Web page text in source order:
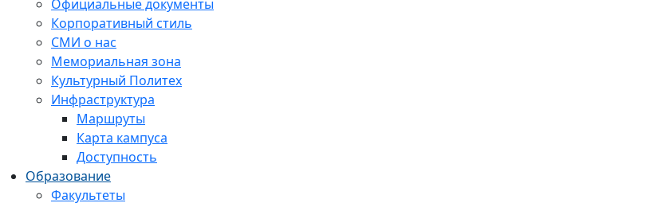
Официальные документы
Корпоративный стиль
СМИ о нас
Мемориальная зона
Культурный Политех
Инфраструктура
Маршруты
Карта кампуса
Доступность
Образование
Факультеты